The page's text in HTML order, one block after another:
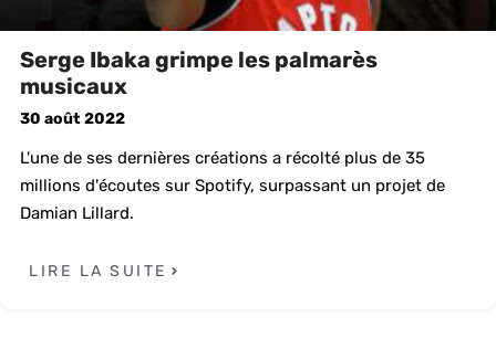
Serge Ibaka grimpe les palmarès
musicaux
30 août 2022
L'une de ses dernières créations a récolté plus de 35
millions d'écoutes sur Spotify, surpassant un projet de
Damian Lillard.
LIRE LA SUITE